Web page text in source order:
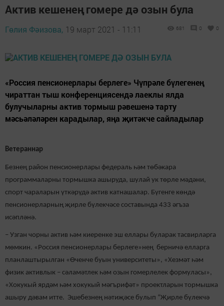
Актив кешенең гомере дә озын була
Гөлия Фәизова, 19 март 2021 - 11:11 681 0 0
«Россия пенсионерлары берлеге» Чүпрәле бүлегенең
чираттан тыш конференциясендә лаеклы ялда
булучыларны актив тормыш рәвешенә тарту
мәсьәләләрен карадылар, яңа җитәкче сайладылар
Ветераннар
Безнең район пенсионерлары федераль һәм төбәкара
программаларны тормышка ашыруда, шулай ук төрле мәдәни,
спорт чараларын үткәрүдә актив катнашалар. Бүгенге көндә
пенсионерларның җирле бүлекчәсе составында 433 әгъза
исәпләнә.
– Узган чорны актив һәм киеренке эш еллары буларак тасвирларга
мөмкин. «Россия пенсионерлары берлеге»нең берничә елларга
планлаштырылган «Өченче буын университеты», «Хезмәт һәм
физик активлык – сәламәтлек һәм озын гомерлелек формуласы»,
«Хокукый ярдәм һәм хокукый мәгърифәт» проектларын тормышка
ашыру дәвам итте. Эшебезнең нәтиҗәсе булып “Җирле бүлекчә